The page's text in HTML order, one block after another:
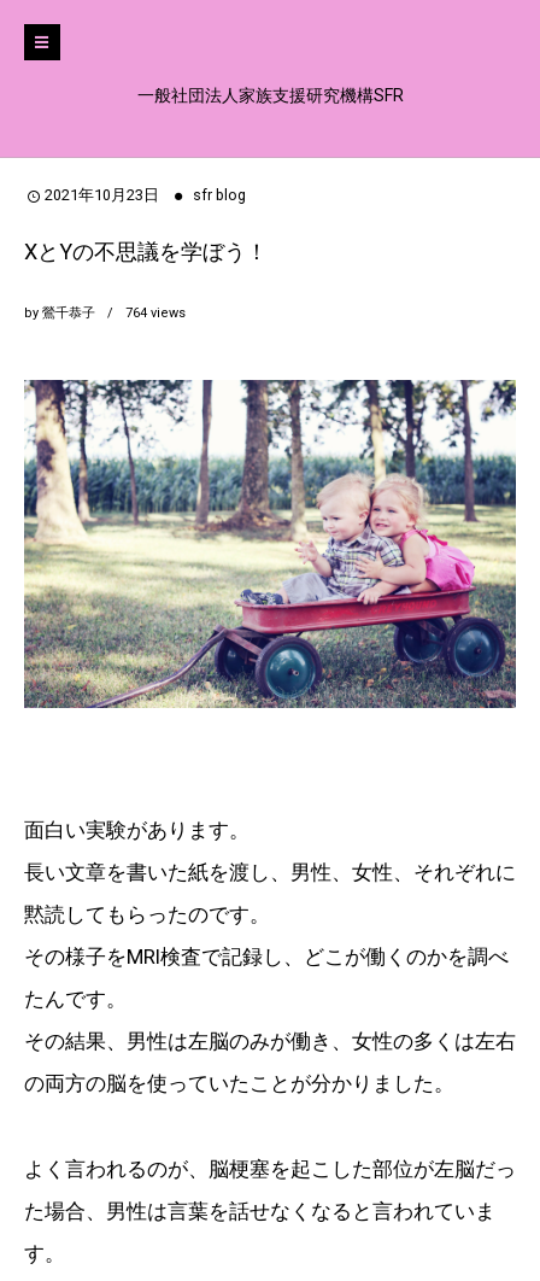
一般社団法人家族支援研究機構SFR
2021年10月23日 sfr blog
XとYの不思議を学ぼう！
by 鶯千恭子 764 views
面白い実験があります。
長い文章を書いた紙を渡し、男性、女性、それぞれに
黙読してもらったのです。
その様子をMRI検査で記録し、どこが働くのかを調べ
たんです。
その結果、男性は左脳のみが働き、女性の多くは左右
の両方の脳を使っていたことが分かりました。
よく言われるのが、脳梗塞を起こした部位が左脳だっ
た場合、男性は言葉を話せなくなると言われていま
す。